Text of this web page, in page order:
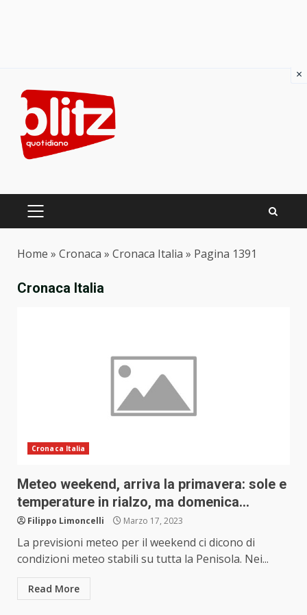
content
PRIMARY
Home » Cronaca » Cronaca Italia » Pagina 1391
Cronaca Italia
Cronaca Italia
Meteo weekend, arriva la primavera: sole e
temperature in rialzo, ma domenica…
Filippo Limoncelli Marzo 17, 2023
La previsioni meteo per il weekend ci dicono di
condizioni meteo stabili su tutta la Penisola. Nei...
Read More
×